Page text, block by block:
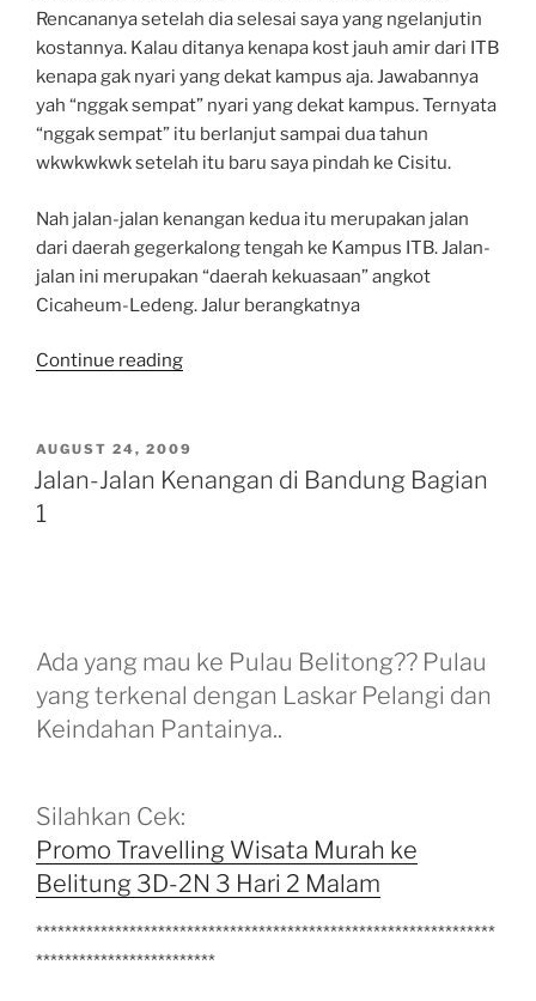
Rencananya setelah dia selesai saya yang ngelanjutin
kostannya. Kalau ditanya kenapa kost jauh amir dari ITB
kenapa gak nyari yang dekat kampus aja. Jawabannya
yah “nggak sempat” nyari yang dekat kampus. Ternyata
“nggak sempat” itu berlanjut sampai dua tahun
wkwkwkwk setelah itu baru saya pindah ke Cisitu.
Nah jalan-jalan kenangan kedua itu merupakan jalan
dari daerah gegerkalong tengah ke Kampus ITB. Jalan-
jalan ini merupakan “daerah kekuasaan” angkot
Cicaheum-Ledeng. Jalur berangkatnya
Continue reading“Jalan-
di
Bandung
POSTED
ON
AUGUST 24, 2009
Jalan-Jalan Kenangan di Bandung Bagian
1
Ada yang mau ke Pulau Belitong?? Pulau
yang terkenal dengan Laskar Pelangi dan
Keindahan Pantainya..
Silahkan Cek:
Promo Travelling Wisata Murah ke
Belitung 3D-2N 3 Hari 2 Malam
****************************************************************
*************************